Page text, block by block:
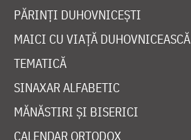
PĂRINȚI DUHOVNICEȘTI
MAICI CU VIAȚĂ DUHOVNICEASCĂ
TEMATICĂ
SINAXAR ALFABETIC
MĂNĂSTIRI ȘI BISERICI
CALENDAR ORTODOX